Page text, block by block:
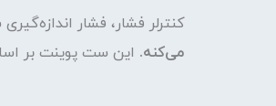
کنترلر فشار، فشار
می‌کنه. این ست پوینت بر